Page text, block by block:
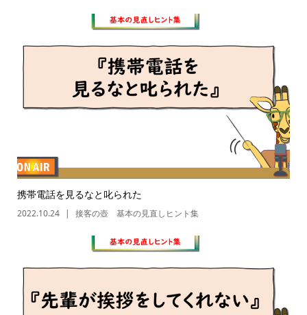
携帯電話を見るなと叱られた
2022.10.24 接客の壺 基本の見直しヒント集